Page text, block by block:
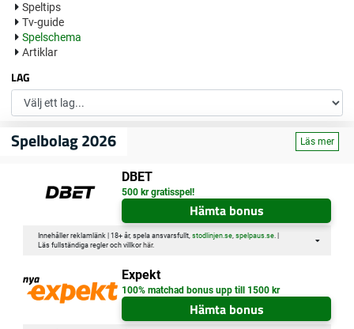
Speltips
Tv-guide
Spelschema
Artiklar
LAG
Spelbolag 2026 Läs mer
DBET
500 kr gratisspel!
Hämta bonus
Innehåller reklamlänk | 18+ år, spela ansvarsfullt, stodlinjen.se, spelpaus.se. |
Läs fullständiga regler och villkor här.
Expekt
100% matchad bonus upp till 1500 kr
Hämta bonus